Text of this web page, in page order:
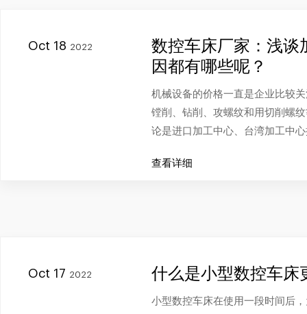
Oct 18 2022
数控车床厂家：浅谈
因都有哪些呢？
机械设备的价格一直是企业比较
镗削、钻削、攻螺纹和用切削螺
论是进口加工中心、台湾加工中
查看详细
Oct 17 2022 什么是小型数控车床
小型数控车床在使用一段时间后